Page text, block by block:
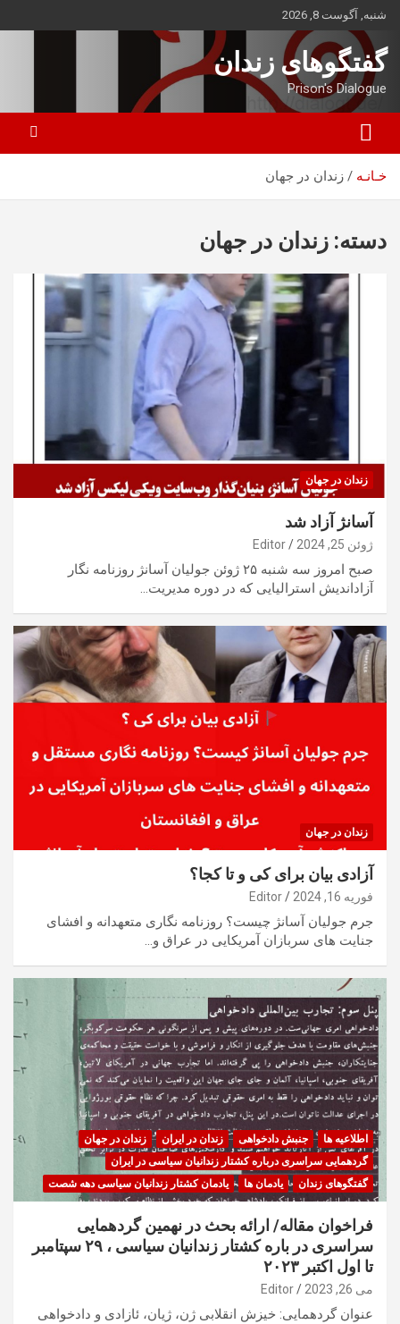
بروید
شنبه, آگوست 8, 2026
گفتگوهای زندان
Prison's Dialogue
خـانـه زندان در جهان
دسته: زندان در جهان
زندان در جهان
آسانژ آزاد شد
ژوئن 25, 2024 Editor
صبح امروز سه شنبه ۲۵ ژوئن جولیان آسانژ روزنامه نگار
آزاداندیش استرالیایی که در دوره مدیریت…
زندان در جهان
آزادی بیان برای کی و تا کجا؟
فوریه 16, 2024 Editor
جرم جولیان آسانژ چیست؟ روزنامه نگاری متعهدانه و افشای
جنایت های سربازان آمریکایی در عراق و…
اطلاعیه ها جنبش دادخواهی زندان در ایران
زندان در جهان
گردهمایی سراسری درباره کشتار زندانیان سیاسی در ایران
گفتگوهای زندان
یادمان ها یادمان کشتار زندانیان سیاسی دهه شصت
فراخوان مقاله/ ارائه بحث در نهمین گردهمایی
سراسری در باره کشتار زندانیان سیاسی ، ۲۹ سپتامبر
تا اول اکتبر ۲۰۲۳
می 26, 2023 Editor
عنوان گردهمایی: خیزش انقلابی ژن، ژیان، ئازادی و دادخواهی